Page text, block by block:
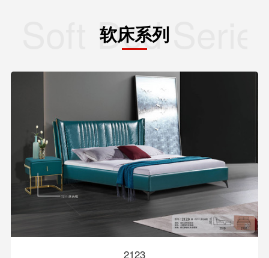
Soft Ded
软床系列
2123